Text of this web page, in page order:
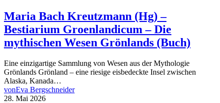
Maria Bach Kreutzmann (Hg) –
Bestiarium Groenlandicum – Die
mythischen Wesen Grönlands (Buch)
Eine einzigartige Sammlung von Wesen aus der Mythologie
Grönlands Grönland – eine riesige eisbedeckte Insel zwischen
Alaska, Kanada…
vonEva Bergschneider
28. Mai 2026